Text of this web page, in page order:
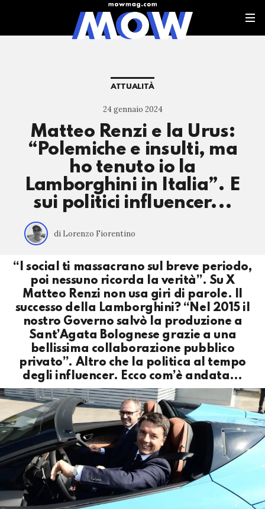
ATTUALITÀ
24 gennaio 2024
Matteo Renzi e la Urus:
“Polemiche e insulti, ma
ho tenuto io la
Lamborghini in Italia”. E
sui politici influencer...
di Lorenzo Fiorentino
“I social ti massacrano sul breve periodo,
poi nessuno ricorda la verità”. Su X
Matteo Renzi non usa giri di parole. Il
successo della Lamborghini? “Nel 2015 il
nostro Governo salvò la produzione a
Sant’Agata Bolognese grazie a una
bellissima collaborazione pubblico
privato”. Altro che la politica al tempo
degli influencer. Ecco com’è andata…